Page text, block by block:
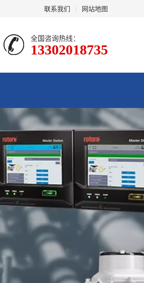
联系我们 网站地图
全国咨询热线：
13302018735